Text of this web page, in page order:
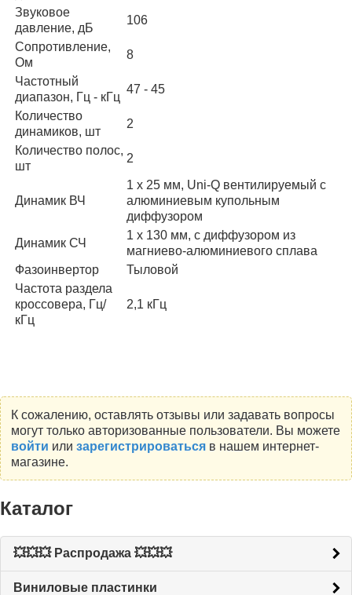
Звуковое
давление, дБ
106
Сопротивление,
Ом
8
Частотный
диапазон, Гц - кГц
47 - 45
Количество
динамиков, шт
2
Количество полос,
шт
2
Динамик ВЧ
1 х 25 мм, Uni-Q вентилируемый с
алюминиевым купольным
диффузором
Динамик СЧ
1 х 130 мм, с диффузором из
магниево-алюминиевого сплава
Фазоинвертор
Тыловой
Частота раздела
кроссовера, Гц/
кГц
2,1 кГц
К сожалению, оставлять отзывы или задавать вопросы
могут только авторизованные пользователи. Вы можете
войти или зарегистрироватьсяв нашем интернет-
магазине.
Каталог
💥💥💥 Распродажа 💥💥💥
Виниловые пластинки